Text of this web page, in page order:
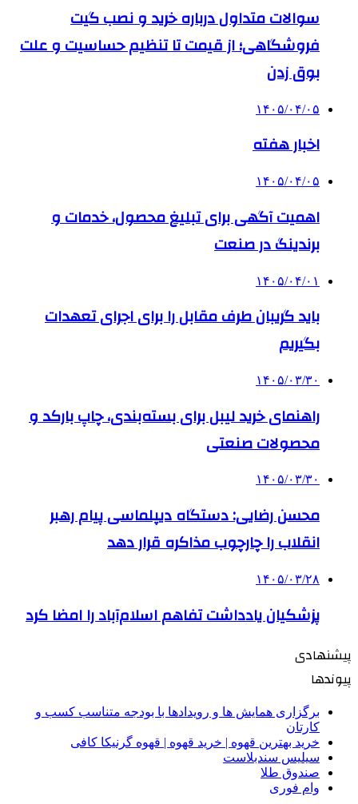
سوالات متداول درباره خرید و نصب گیت
فروشگاهی؛ از قیمت تا تنظیم حساسیت و علت
بوق زدن
۱۴۰۵/۰۴/۰۵
اخبار هفته
۱۴۰۵/۰۴/۰۵
اهمیت آگهی برای تبلیغ محصول، خدمات و
برندینگ در صنعت
۱۴۰۵/۰۴/۰۱
باید گریبان طرف مقابل را برای اجرای تعهدات
بگیریم
۱۴۰۵/۰۳/۳۰
راهنمای خرید لیبل برای بسته‌بندی، چاپ بارکد و
محصولات صنعتی
۱۴۰۵/۰۳/۳۰
محسن رضایی: دستگاه دیپلماسی پیام رهبر
انقلاب را چارچوب مذاکره قرار دهد
۱۴۰۵/۰۳/۲۸
پزشکیان یادداشت تفاهم اسلام‌آباد را امضا کرد
پیشنهادی
پیوندها
برگزاری همایش ها و رویدادها با بودجه متناسب کسب و
کارتان
خرید بهترین قهوه | خرید قهوه | قهوه گرنیکا کافی
سیلیس سندبلاست
صندوق طلا
وام فوری